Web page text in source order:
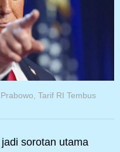
Tarif RI Tembus
sorotan utama